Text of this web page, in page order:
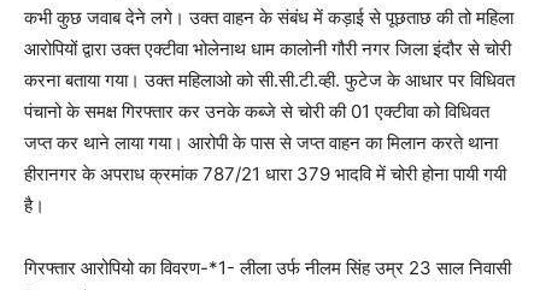
कभी कुछ जवाब देने लगे। उक्त वाहन के संबंध में कड़ाई से पूछताछ की तो महिला
आरोपियों द्वारा उक्त एक्टीवा भोलेनाथ धाम कालोनी गौरी नगर जिला इंदौर से चोरी
करना बताया गया। उक्त महिलाओ को सी.सी.टी.व्ही. फुटेज के आधार पर विधिवत
पंचानो के समक्ष गिरफ्तार कर उनके कब्जे से चोरी की 01 एक्टीवा को विधिवत
जप्त कर थाने लाया गया। आरोपी के पास से जप्त वाहन का मिलान करते थाना
हीरानगर के अपराध क्रमांक 787/21 धारा 379 भादवि में चोरी होना पायी गयी
है।
गिरफ्तार आरोपियो का विवरण-*1- लीला उर्फ नीलम सिंह उम्र 23 साल निवासी